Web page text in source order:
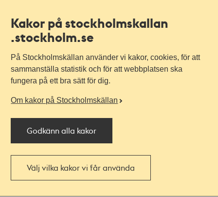
Kakor på stockholmskallan
.stockholm.se
På Stockholmskällan använder vi kakor, cookies, för att
sammanställa statistik och för att webbplatsen ska
fungera på ett bra sätt för dig.
Om kakor på Stockholmskällan
Godkänn alla kakor
Välj vilka kakor vi får använda